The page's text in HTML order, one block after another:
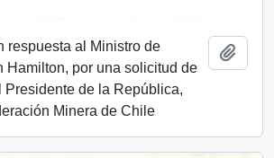
respuesta al Ministro de
Hamilton, por una solicitud de
Presidente de la República,
Minera de Chile